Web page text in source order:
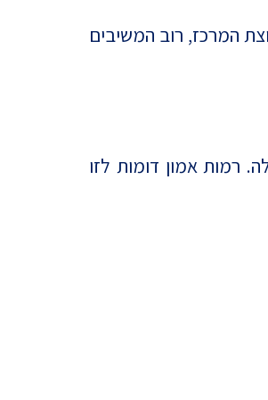
המרכז, רוב המשיבים
רמות אמון דומות לזו